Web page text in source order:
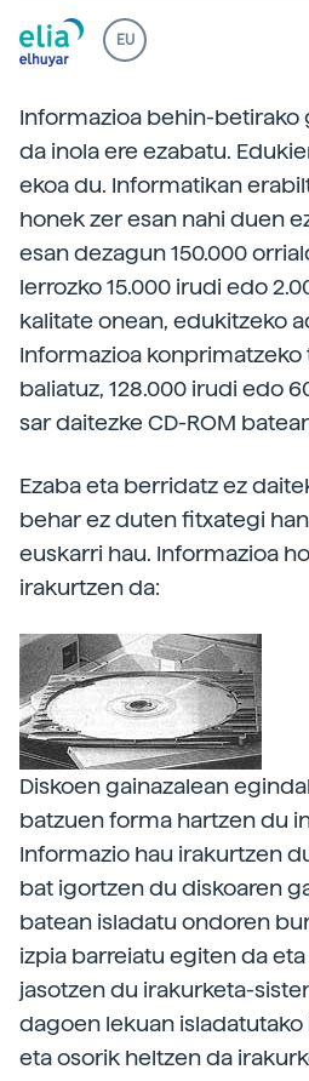
EU
Informazioa behin-betirako
da inola ere ezabatu.
ekoa du. Informatikan
honek zer esan nahi duen
esan dezagun 150.000
lerrozko 15.000 irudi edo
kalitate onean, edukitzeko
Informazioa
baliatuz, 128.000 irudi edo
sar daitezke CD-ROM
Ezaba eta berridatz ez
behar ez duten fitxategi
euskarri hau. Informazioa
irakurtzen da:
Diskoen gainazalean
batzuen forma hartzen du
Informazio hau irakurtzen
bat igortzen du diskoaren
batean isladatu ondoren
izpia barreiatu egiten da
jasotzen du irakurketa-
dagoen lekuan isladatutako
eta osorik heltzen da